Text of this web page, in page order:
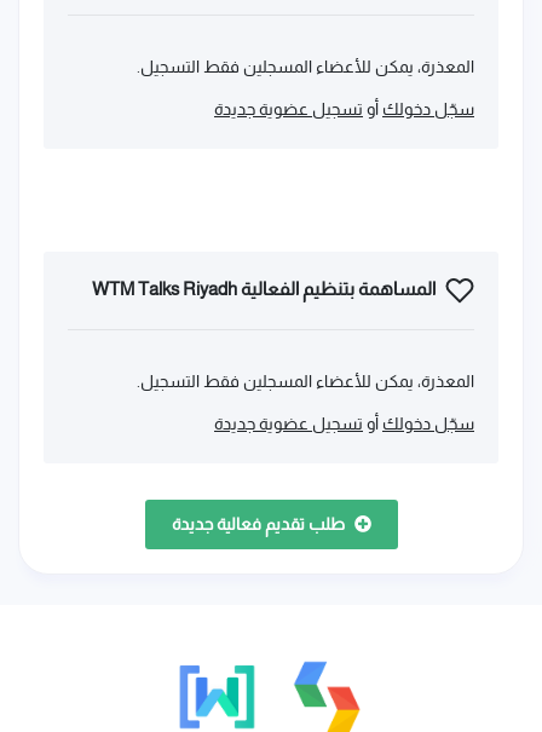
المعذرة، يمكن للأعضاء المسجلين فقط التسجيل.
سجّل دخولك أو تسجيل عضوية جديدة
المساهمة بتنظيم الفعالية WTM Talks Riyadh
المعذرة، يمكن للأعضاء المسجلين فقط التسجيل.
سجّل دخولك أو تسجيل عضوية جديدة
طلب تقديم فعالية جديدة